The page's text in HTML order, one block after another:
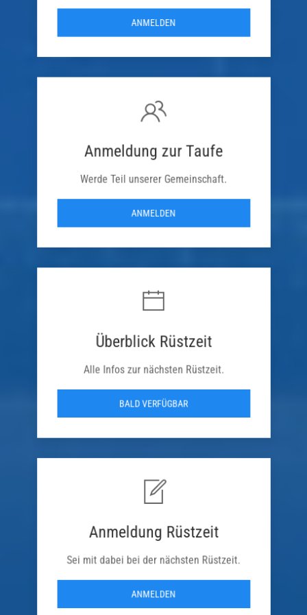
ANMELDEN
Anmeldung zur Taufe
Werde Teil unserer Gemeinschaft.
ANMELDEN
Überblick Rüstzeit
Alle Infos zur nächsten Rüstzeit.
BALD VERFÜGBAR
Anmeldung Rüstzeit
Sei mit dabei bei der nächsten Rüstzeit.
ANMELDEN